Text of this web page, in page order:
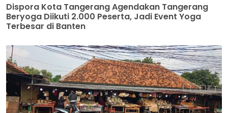
Dispora Kota Tangerang Agendakan Tangerang
Beryoga Diikuti 2.000 Peserta, Jadi Event Yoga
Terbesar di Banten